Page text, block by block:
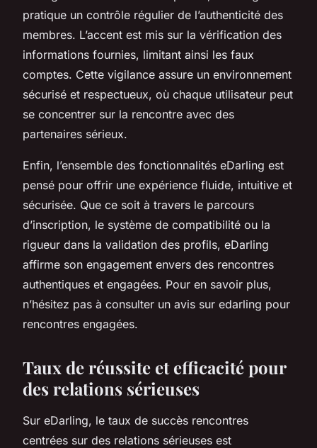
pratique un contrôle régulier de l’authenticité des
membres. L’accent est mis sur la vérification des
informations fournies, limitant ainsi les faux
comptes. Cette vigilance assure un environnement
sécurisé et respectueux, où chaque utilisateur peut
se concentrer sur la rencontre avec des
partenaires sérieux.
Enfin, l’ensemble des fonctionnalités eDarling est
pensé pour offrir une expérience fluide, intuitive et
sécurisée. Que ce soit à travers le parcours
d’inscription, le système de compatibilité ou la
rigueur dans la validation des profils, eDarling
affirme son engagement envers des rencontres
authentiques et engagées. Pour en savoir plus,
n’hésitez pas à consulter un avis sur edarling pour
rencontres engagées.
Taux de réussite et efficacité pour
des relations sérieuses
Sur eDarling, le taux de succès rencontres
centrées sur des relations sérieuses est